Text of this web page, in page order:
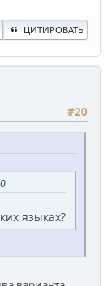
ЦИТИРОВАТЬ
#20
языках?